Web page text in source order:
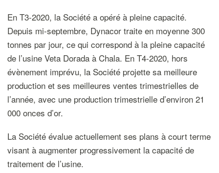
En T3-2020, la Société a opéré à pleine capacité.
Depuis mi-septembre, Dynacor traite en moyenne 300
tonnes par jour, ce qui correspond à la pleine capacité
de l’usine Veta Dorada à Chala. En T4-2020, hors
évènement imprévu, la Société projette sa meilleure
production et ses meilleures ventes trimestrielles de
l’année, avec une production trimestrielle d’environ 21
000 onces d’or.
La Société évalue actuellement ses plans à court terme
visant à augmenter progressivement la capacité de
traitement de l’usine.